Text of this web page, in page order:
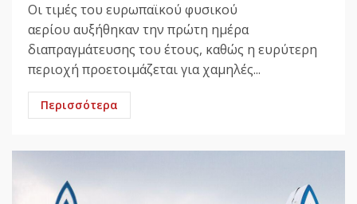
Οι τιμές του ευρωπαϊκού φυσικού
αερίου αυξήθηκαν την πρώτη ημέρα
διαπραγμάτευσης του έτους, καθώς η ευρύτερη
περιοχή προετοιμάζεται για χαμηλές...
Περισσότερα